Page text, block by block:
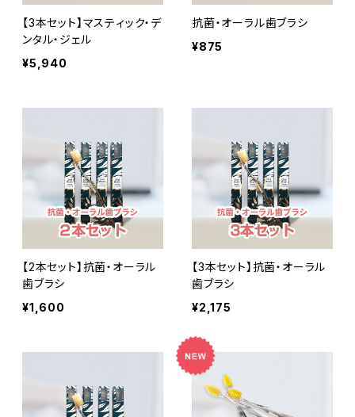
【3本セット】マスティック・デ
ンタル・ジェル
¥5,940
抗菌・オーラル歯ブラシ
¥875
【2本セット】抗菌・オーラル
歯ブラシ
¥1,600
【3本セット】抗菌・オーラル
歯ブラシ
¥2,175